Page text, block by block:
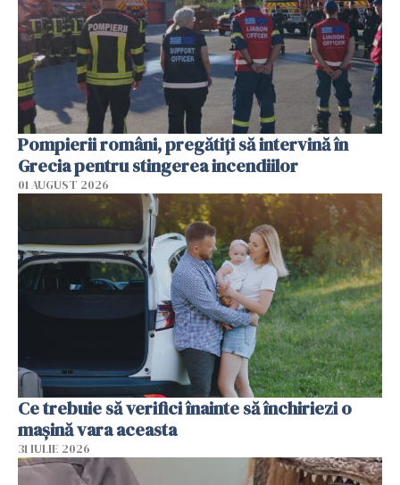
Pompierii români, pregătiţi să intervină în
Grecia pentru stingerea incendiilor
01 AUGUST 2026
Ce trebuie să verifici înainte să închiriezi o
mașină vara aceasta
31 IULIE 2026